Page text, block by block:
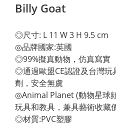
Billy Goat
◎尺寸: L 11 W 3 H 9.5 cm
◎品牌國家:英國
◎99%擬真動物，仿真寫實
◎通過歐盟CE認證及台灣玩
劑，安全無虞
◎Animal Planet (動物星球
玩具和教具，兼具藝術收藏
◎材質:PVC塑膠